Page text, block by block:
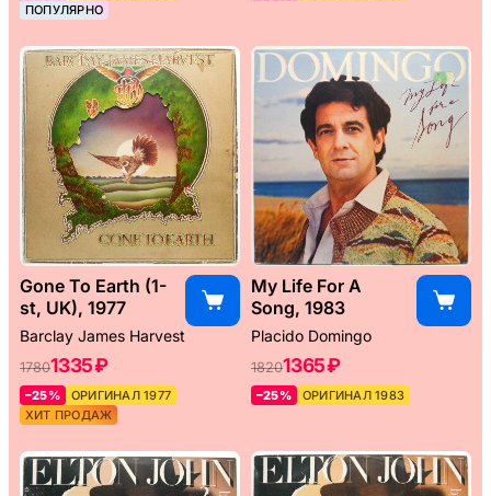
ПОПУЛЯРНО
Gone To Earth (1-
st, UK), 1977
Barclay James Harvest
17801335 ₽
–25%
ОРИГИНАЛ 1977
ХИТ ПРОДАЖ
My Life For A
Song, 1983
Placido Domingo
18201365 ₽
–25% ОРИГИНАЛ 1983